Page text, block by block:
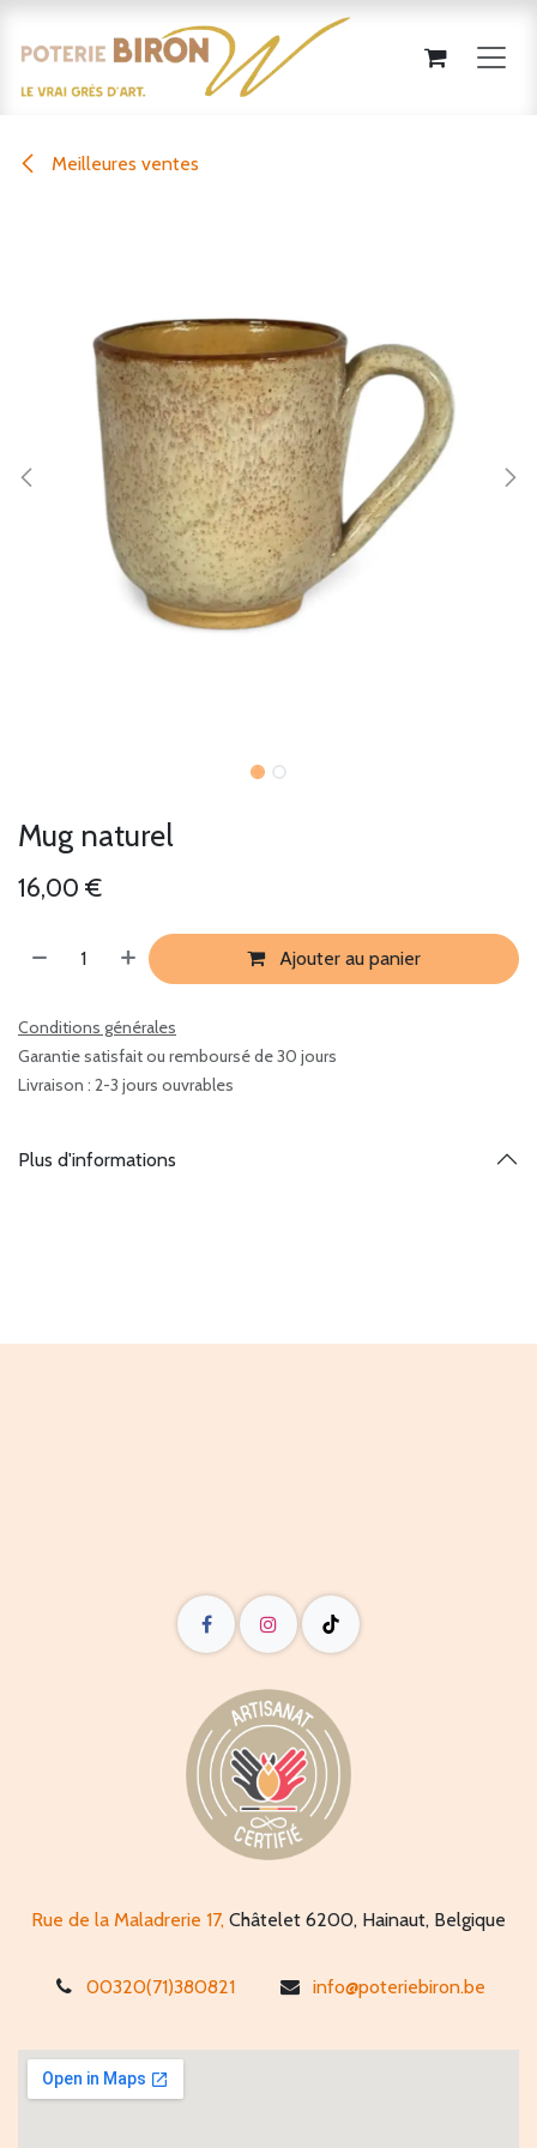
Meilleures ventes
Mug naturel
16,00 €
Ajouter au panier
Conditions générales
Garantie satisfait ou remboursé de 30 jours
Livraison : 2-3 jours ouvrables
Plus d'informations
Rue de la Maladrerie 17, Châtelet 6200, Hainaut, Belgique
00320(71)380821 info@poteriebiron.be